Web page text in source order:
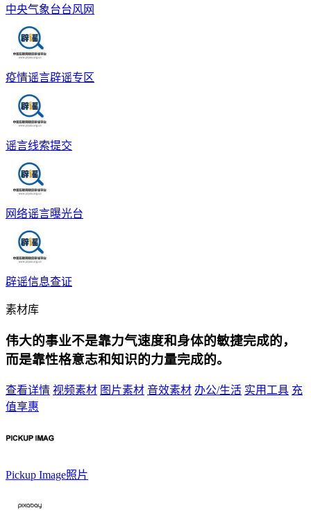
中央气象台台风网
疫情谣言辟谣专区
谣言线索提交
网络谣言曝光台
辟谣信息查证
素材库
伟大的事业不是靠力气速度和身体的敏捷完成的，
而是靠性格意志和知识的力量完成的。
查看详情 视频素材 图片素材 音效素材 办公/生活 实用工具 充
值享惠
Pickup Image照片